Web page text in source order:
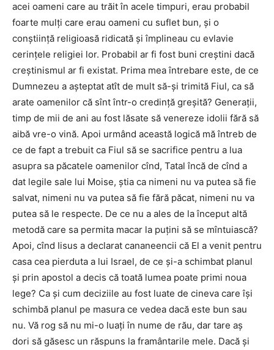
acei oameni care au trăit în acele timpuri, erau probabil
foarte mulţi care erau oameni cu suflet bun, şi o
conştiinţă religioasă ridicată şi împlineau cu evlavie
cerinţele religiei lor. Probabil ar fi fost buni creştini dacă
creştinismul ar fi existat. Prima mea întrebare este, de ce
Dumnezeu a aşteptat atît de mult să-şi trimită Fiul, ca să
arate oamenilor că sînt într-o credinţă greşită? Generaţii,
timp de mii de ani au fost lăsate să venereze idolii fără să
aibă vre-o vină. Apoi urmând această logică mă întreb de
ce de fapt a trebuit ca Fiul să se sacrifice pentru a lua
asupra sa păcatele oamenilor cînd, Tatal încă de cînd a
dat legile sale lui Moise, ştia ca nimeni nu va putea să fie
salvat, nimeni nu va putea să fie fără păcat, nimeni nu va
putea să le respecte. De ce nu a ales de la început altă
metodă care sa permita macar la puţini să se mîntuiască?
Apoi, cînd Iisus a declarat cananeencii că El a venit pentru
casa cea pierduta a lui Israel, de ce şi-a schimbat planul
şi prin apostol a decis că toată lumea poate primi noua
lege? Ca şi cum deciziile au fost luate de cineva care îşi
schimbă planul pe masura ce vedea dacă este bun sau
nu. Vă rog să nu mi-o luaţi în nume de rău, dar tare aş
dori să găsesc un răspuns la framântarile mele. Dacă şi